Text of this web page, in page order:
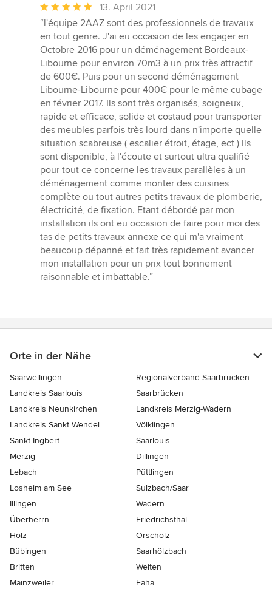
Durchschnittliche
Bewertung:
5
von
5
Sternen
13. April 2021
“l'équipe 2AAZ sont des professionnels de travaux
en tout genre. J'ai eu occasion de les engager en
Octobre 2016 pour un déménagement Bordeaux-
Libourne pour environ 70m3 à un prix très attractif
de 600€. Puis pour un second déménagement
Libourne-Libourne pour 400€ pour le même cubage
en février 2017. Ils sont très organisés, soigneux,
rapide et efficace, solide et costaud pour transporter
des meubles parfois très lourd dans n'importe quelle
situation scabreuse ( escalier étroit, étage, ect ) Ils
sont disponible, à l'écoute et surtout ultra qualifié
pour tout ce concerne les travaux parallèles à un
déménagement comme monter des cuisines
complète ou tout autres petits travaux de plomberie,
électricité, de fixation. Etant débordé par mon
installation ils ont eu occasion de faire pour moi des
tas de petits travaux annexe ce qui m'a vraiment
beaucoup dépanné et fait très rapidement avancer
mon installation pour un prix tout bonnement
raisonnable et imbattable.”
Orte in der Nähe
Saarwellingen
Regionalverband Saarbrücken
Landkreis Saarlouis
Saarbrücken
Landkreis Neunkirchen
Landkreis Merzig-Wadern
Landkreis Sankt Wendel
Völklingen
Sankt Ingbert
Saarlouis
Merzig
Dillingen
Lebach
Püttlingen
Losheim am See
Sulzbach/Saar
Illingen
Wadern
Überherrn
Friedrichsthal
Holz
Orscholz
Bübingen
Saarhölzbach
Britten
Weiten
Mainzweiler
Faha